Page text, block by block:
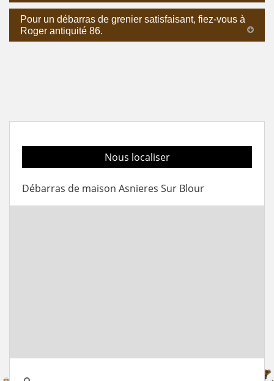
Pour un débarras de grenier satisfaisant, fiez-vous à
Roger antiquité 86.
Nous localiser
Débarras de maison Asnieres Sur Blour